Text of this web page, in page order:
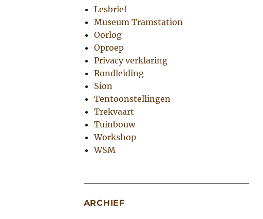
Lesbrief
Museum Tramstation
Oorlog
Oproep
Privacy verklaring
Rondleiding
Sion
Tentoonstellingen
Trekvaart
Tuinbouw
Workshop
WSM
ARCHIEF